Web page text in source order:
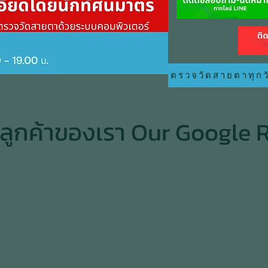
ตรวจวัดสายตาทุก
กค้าของเรา Our Google